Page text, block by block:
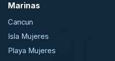
Marinas
Cancun
Isla Mujeres
Playa Mujeres